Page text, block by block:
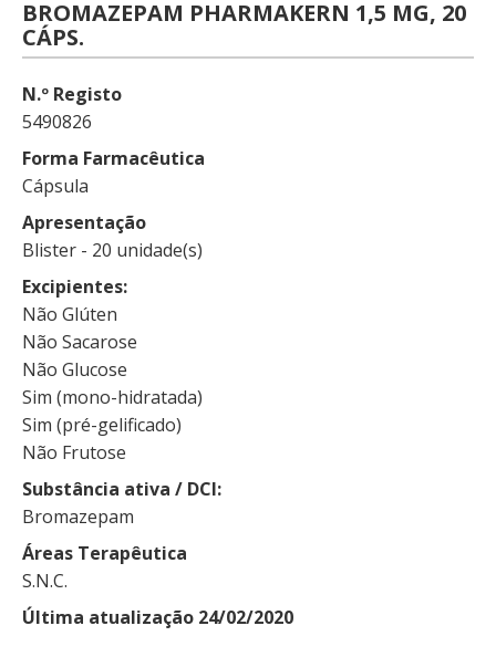
BROMAZEPAM PHARMAKERN 1,5 MG, 20
CÁPS.
N.º Registo
5490826
Forma Farmacêutica
Cápsula
Apresentação
Blister - 20 unidade(s)
Excipientes
Não Glúten
Não Sacarose
Não Glucose
Sim (mono-hidratada)
Sim (pré-gelificado)
Não Frutose
Substância ativa / DCI
Bromazepam
Áreas Terapêutica
S.N.C.
Última atualização 24/02/2020